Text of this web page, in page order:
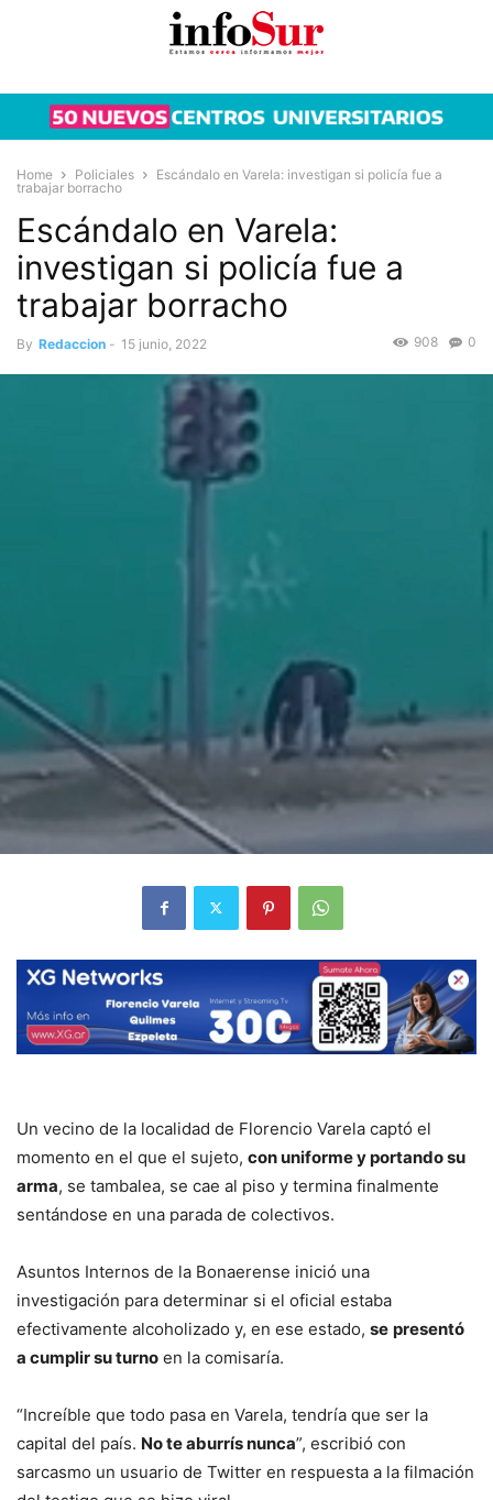
Home Policiales
Escándalo en Varela: investigan si policía fue a
trabajar borracho
Escándalo en Varela:
investigan si policía fue a
trabajar borracho
By Redaccion - 15 junio, 2022 0
908
Un vecino de la localidad de Florencio Varela captó el
momento en el que el sujeto, con uniforme y portando su
arma, se tambalea, se cae al piso y termina finalmente
sentándose en una parada de colectivos.
Asuntos Internos de la Bonaerense inició una
investigación para determinar si el oficial estaba
efectivamente alcoholizado y, en ese estado, se presentó
a cumplir su turno en la comisaría.
“Increíble que todo pasa en Varela, tendría que ser la
capital del país. No te aburrís nunca”, escribió con
sarcasmo un usuario de Twitter en respuesta a la filmación